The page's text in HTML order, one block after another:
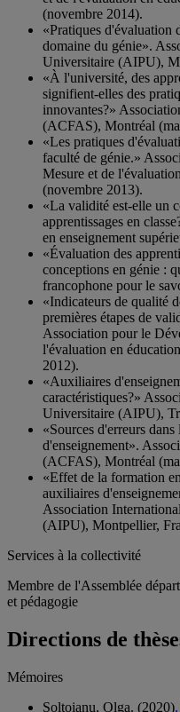
(novembre 2014).
«Pratiques d'évaluation
domaine du génie».
Universitaire (AIPU),
«À l'université, des
signifient-elles des
innovantes?»
(ACFAS), Montréal
«Les pratiques
faculté de génie.»
Mesure et de
(novembre 2013).
«La validité est-elle un
apprentissages en
en enseignement
«Évaluation des
conceptions en génie :
francophone pour le
«Indicateurs de qualité
premières étapes de
Association pour le
l'évaluation en
2012).
«Auxiliaires
caractéristiques?»
Universitaire (AIPU),
«Sources d'erreurs
d'enseignement».
(ACFAS), Montréal
«Effet de la formation
auxiliaires
Association
(AIPU), Montpellier,
Services à la collectivité
Membre de l'Assemblée
et pédagogie
Directions de
Mémoires
Soltoianu, Olga. (2020)